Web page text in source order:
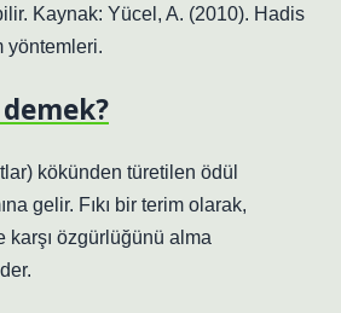
Kaynak: Yücel, A. (2010). Hadis
yöntemleri.
kökünden türetilen ödül
gelir. Fıkı bir terim olarak,
özgürlüğünü alma